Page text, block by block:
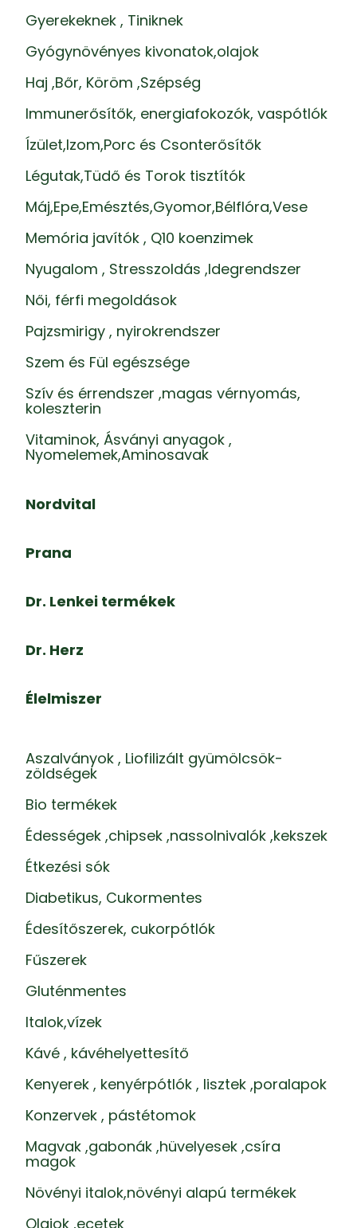
Gyerekeknek , Tiniknek
Gyógynövényes kivonatok,olajok
Haj ,Bőr, Köröm ,Szépség
Immunerősítők, energiafokozók, vaspótlók
Ízület,Izom,Porc és Csonterősítők
Légutak,Tüdő és Torok tisztítók
Máj,Epe,Emésztés,Gyomor,Bélflóra,Vese
Memória javítók , Q10 koenzimek
Nyugalom , Stresszoldás ,Idegrendszer
Női, férfi megoldások
Pajzsmirigy , nyirokrendszer
Szem és Fül egészsége
Szív és érrendszer ,magas vérnyomás,
koleszterin
Vitaminok, Ásványi anyagok ,
Nyomelemek,Aminosavak
Nordvital
Prana
Dr. Lenkei termékek
Dr. Herz
Élelmiszer
Aszalványok , Liofilizált gyümölcsök-
zöldségek
Bio termékek
Édességek ,chipsek ,nassolnivalók ,kekszek
Étkezési sók
Diabetikus, Cukormentes
Édesítőszerek, cukorpótlók
Fűszerek
Gluténmentes
Italok,vízek
Kávé , kávéhelyettesítő
Kenyerek , kenyérpótlók , lisztek ,poralapok
Konzervek , pástétomok
Magvak ,gabonák ,hüvelyesek ,csíra
magok
Növényi italok,növényi alapú termékek
Olajok ,ecetek